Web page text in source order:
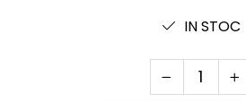
IN STOC